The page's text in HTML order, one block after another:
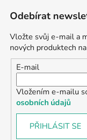
Odebírat
Vložte svůj e-mail a
nových produktech
E-mail
Vložením e-mailu
osobních údajů
PŘIHLÁSIT SE